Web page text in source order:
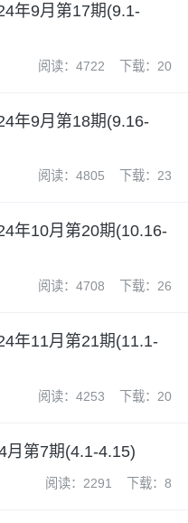
年9月第17期(9.1-
阅读：4722 下载：20
年9月第18期(9.16-
阅读：4805 下载：23
年10月第20期(10.16-
阅读：4708 下载：26
年11月第21期(11.1-
阅读：4253 下载：20
月第7期(4.1-4.15)
阅读：2291 下载：8